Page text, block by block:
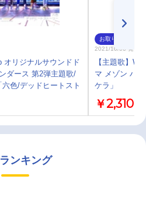
オリジナルサウンドド
ダース 第2弾主題歌/
色/デッドヒートスト
お取り寄せ
2021/10/06 発売
【主題歌】
マ メゾン ハ
ケラ」
￥2,310
ンキング